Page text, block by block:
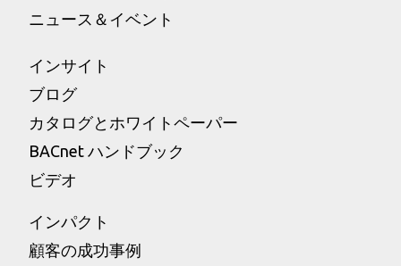
ニュース＆イベント
インサイト
ブログ
カタログとホワイトペーパー
BACnet ハンドブック
ビデオ
インパクト
顧客の成功事例